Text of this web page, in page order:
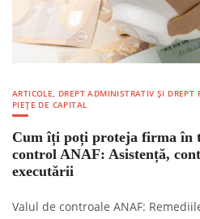
ARTICOLE, DREPT ADMINISTRATIV ȘI DREPT
PIEȚE DE CAPITAL
Cum îți poți proteja firma în
control ANAF: Asistență,
executării
Valul de controale ANAF: